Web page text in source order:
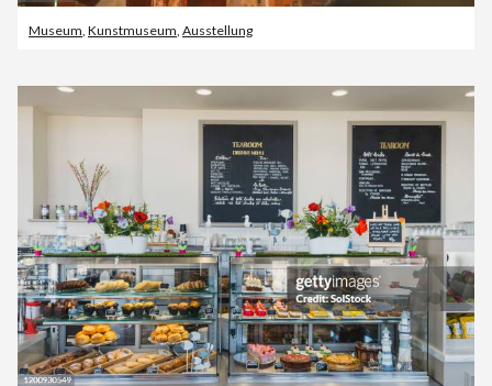
Museum Kunstmuseum Ausstellung